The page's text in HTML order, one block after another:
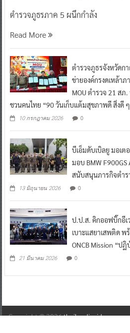
ตำรวจภูธรภาค 5 ผนึกกำลัง
Read More
ตำรวจภูธรจังหวัดก
ข่ายองค์กรงดเหล้า
MOU ตำรวจ 21 สภ
ชวนคนไทย “90 วันเก็บแต้มสุขภาพดี สิ่งดี
10 กรกฎาคม 2026 0
บีเอ็มดับเบิลยู มอเต
มอบ BMW
สนับสนุนภารกิจตำร
13 มิถุนายน 2026 0
ป.ป.ส. คิกออฟบิ๊กอีเ
เบาะแสยาเสพติด
ONCB Mission “ปฏิ
21 มีนาคม 2026 0
Copyright © 2026